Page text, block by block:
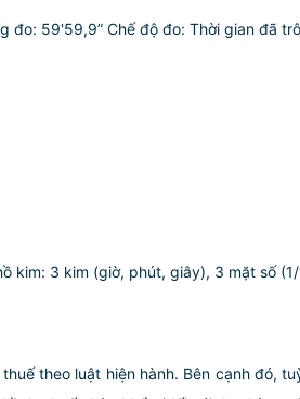
đo: 59'59,9” Chế độ đo: Thời gian đã
kim: 3 kim (giờ, phút, giây), 3 mặt số
theo luật hiện hành. Bên cạnh đó,